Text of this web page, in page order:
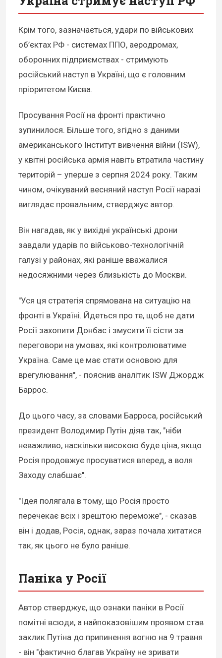
Крім того, зазначається, удари по військових
об’єктах РФ - системах ППО, аеродромах,
оборонних підприємствах - стримують
російський наступ в Україні, що є головним
пріоритетом Києва.
Просування Росії на фронті практично
зупинилося. Більше того, згідно з даними
американського Інститут вивчення війни (ISW),
у квітні російська армія навіть втратила частину
територій – уперше з серпня 2024 року. Таким
чином, очікуваний весняний наступ Росії наразі
виглядає провальним, стверджує автор.
Він нагадав, як у вихідні українські дрони
завдали ударів по військово-технологічній
галузі у районах, які раніше вважалися
недосяжними через близькість до Москви.
"Уся ця стратегія спрямована на ситуацію на
фронті в Україні. Йдеться про те, щоб не дати
Росії захопити Донбас і змусити її сісти за
переговори на умовах, які контролюватиме
Україна. Саме це має стати основою для
врегулювання", - пояснив аналітик ISW Джордж
Баррос.
До цього часу, за словами Барроса, російський
президент Володимир Путін діяв так, "ніби
неважливо, наскільки високою буде ціна, якщо
Росія продовжує просуватися вперед, а воля
Заходу слабшає".
"Ідея полягала в тому, що Росія просто
перечекає всіх і зрештою переможе", - сказав
він і додав, Росія, однак, зараз почала хитатися
так, як цього не було раніше.
Паніка у Росії
Автор стверджує, що ознаки паніки в Росії
помітні всюди, а найпоказовішим проявом став
заклик Путіна до припинення вогню на 9 травня
- він "фактично благав Україну не зривати